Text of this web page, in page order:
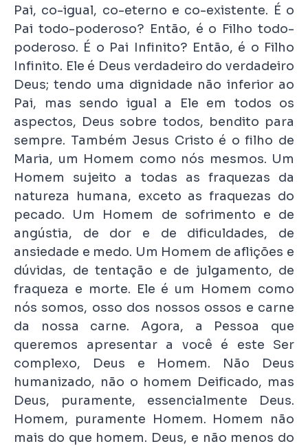
Pai, co-igual, co-eterno e co-existente. É o
Pai todo-poderoso? Então, é o Filho todo-
poderoso. É o Pai Infinito? Então, é o Filho
Infinito. Ele é Deus verdadeiro do verdadeiro
Deus; tendo uma dignidade não inferior ao
Pai, mas sendo igual a Ele em todos os
aspectos, Deus sobre todos, bendito para
sempre. Também Jesus Cristo é o filho de
Maria, um Homem como nós mesmos. Um
Homem sujeito a todas as fraquezas da
natureza humana, exceto as fraquezas do
pecado. Um Homem de sofrimento e de
angústia, de dor e de dificuldades, de
ansiedade e medo. Um Homem de aflições e
dúvidas, de tentação e de julgamento, de
fraqueza e morte. Ele é um Homem como
nós somos, osso dos nossos ossos e carne
da nossa carne. Agora, a Pessoa que
queremos apresentar a você é este Ser
complexo, Deus e Homem. Não Deus
humanizado, não o homem Deificado, mas
Deus, puramente, essencialmente Deus.
Homem, puramente Homem. Homem não
mais do que homem. Deus, e não menos do